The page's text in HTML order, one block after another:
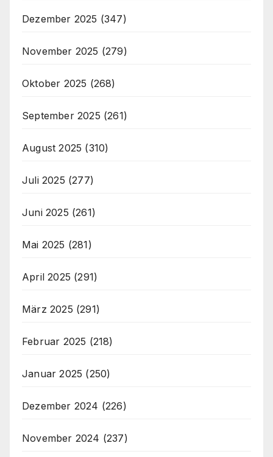
Dezember 2025 (347)
November 2025 (279)
Oktober 2025 (268)
September 2025 (261)
August 2025 (310)
Juli 2025 (277)
Juni 2025 (261)
Mai 2025 (281)
April 2025 (291)
März 2025 (291)
Februar 2025 (218)
Januar 2025 (250)
Dezember 2024 (226)
November 2024 (237)